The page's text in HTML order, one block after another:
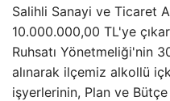
Salihli Sanayi ve Ticaret
10.000.000,00 TL'ye
Ruhsatı Yönetmeliği'nin
alınarak ilçemiz alkollü
işyerlerinin, Plan ve